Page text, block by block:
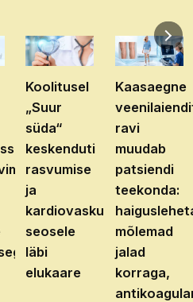
Koolitusel
„Suur
süda“
keskenduti
rasvumise
ja
kardiovaskulaarhaiguste
seosele
läbi
elukaare
Kaasaegne
ravi
muudab
patsiendi
teekonda:
mõlemad
jalad
korraga,